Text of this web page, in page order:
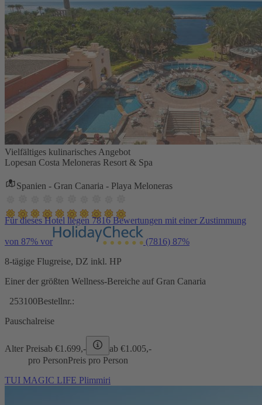
Vielfältiges kulinarisches Angebot
Lopesan Costa Meloneras Resort & Spa
Spanien - Gran Canaria - Playa Meloneras
Für dieses Hotel liegen 7816 Bewertungen mit einer Zustimmung
von 87% vor (7816) 87%
8-tägige Flugreise, DZ inkl. HP
Einer der größten Wellness-Bereiche auf Gran Canaria
253100Bestellnr.:
Pauschalreise
Alter Preisab €1.699,- ab €1.005,-
pro PersonPreis pro Person
TUI MAGIC LIFE Plimmiri